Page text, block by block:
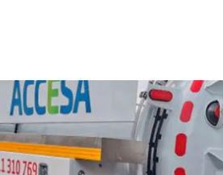
Recomendado por qdq
Accesa Desatascos
Desatascos